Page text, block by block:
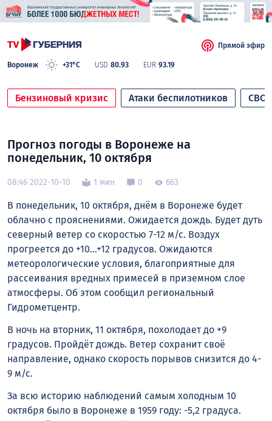
Воронеж +31°C USD 80.93 EUR 93.19
Прямой эфир
Бензиновый кризис Атаки беспилотников СВО
Прогноз погоды в Воронеже на
понедельник, 10 октября
08:46 2022-10-10 1 мин 0 663
В понедельник, 10 октября, днём в Воронеже будет
облачно с прояснениями. Ожидается дождь. Будет дуть
северный ветер со скоростью 7-12 м/с. Воздух
прогреется до +10…+12 градусов. Ожидаются
метеорологические условия, благоприятные для
рассеивания вредных примесей в приземном слое
атмосферы. Об этом сообщил региональный
Гидрометцентр.
В ночь на вторник, 11 октября, похолодает до +9
градусов. Пройдёт дождь. Ветер сохранит своё
направление, однако скорость порывов снизится до 4-
9 м/с.
За всю историю наблюдений самым холодным 10
октября было в Воронеже в 1959 году: -5,2 градуса.